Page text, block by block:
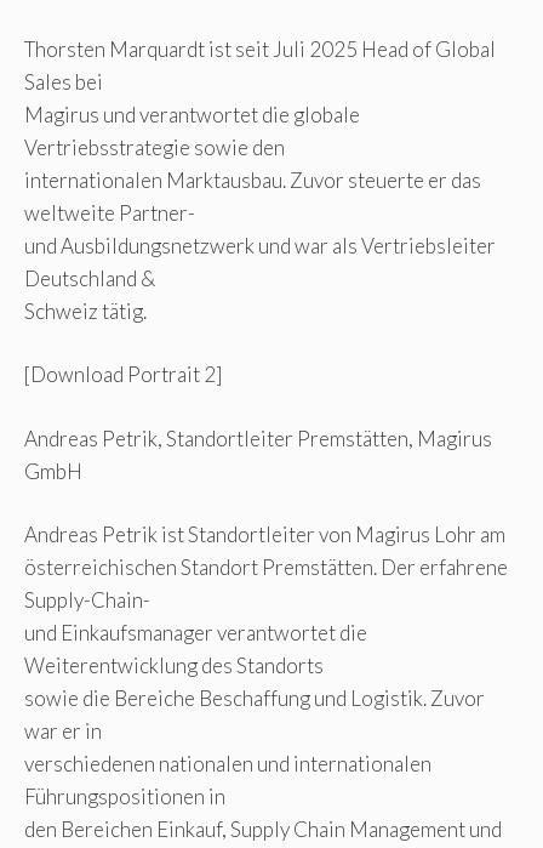
Thorsten Marquardt ist seit Juli 2025 Head of Global
Sales bei
Magirus und verantwortet die globale
Vertriebsstrategie sowie den
internationalen Marktausbau. Zuvor steuerte er das
weltweite Partner-
und Ausbildungsnetzwerk und war als Vertriebsleiter
Deutschland &
Schweiz tätig.
[Download Portrait 2]
Andreas Petrik, Standortleiter Premstätten, Magirus
GmbH
Andreas Petrik ist Standortleiter von Magirus Lohr am
österreichischen Standort Premstätten. Der erfahrene
Supply-Chain-
und Einkaufsmanager verantwortet die
Weiterentwicklung des Standorts
sowie die Bereiche Beschaffung und Logistik. Zuvor
war er in
verschiedenen nationalen und internationalen
Führungspositionen in
den Bereichen Einkauf, Supply Chain Management und